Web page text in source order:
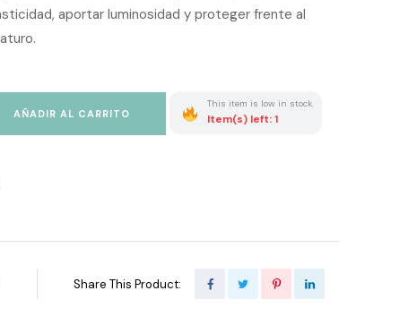
aportar luminosidad y proteger frente al
AÑADIR AL CARRITO
This item is low in stock.
Item(s) left: 1
Share This Product: